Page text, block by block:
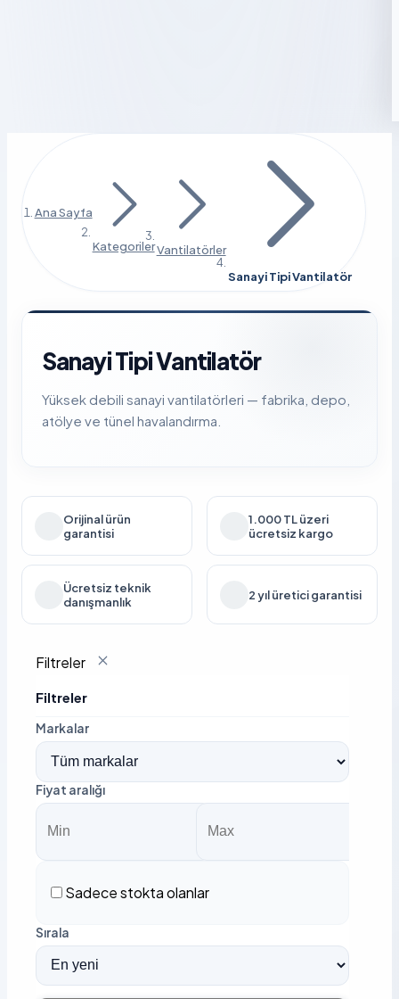
Ana Sayfa
KategorilerVantilatörler
Sanayi Tipi Vantilatör
Sanayi Tipi Vantilatör
Yüksek debili sanayi vantilatörleri — fabrika, depo,
atölye ve tünel havalandırma.
Orijinal ürün
garantisi
1.000 TL üzeri
ücretsiz kargo
Ücretsiz teknik
danışmanlık
2 yıl üretici garantisi
Filtreler
Filtreler
Markalar
Fiyat aralığı
Sadece stokta olanlar
Sırala